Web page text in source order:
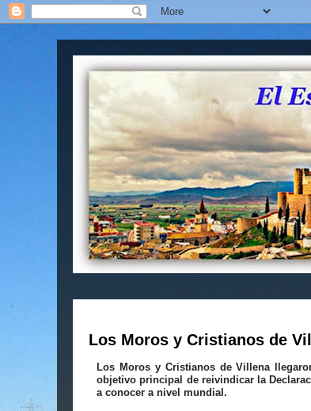
Los Moros y Cristianos de
Los Moros y Cristianos de Villena
objetivo principal de reivindicar la
a conocer a nivel mundial.